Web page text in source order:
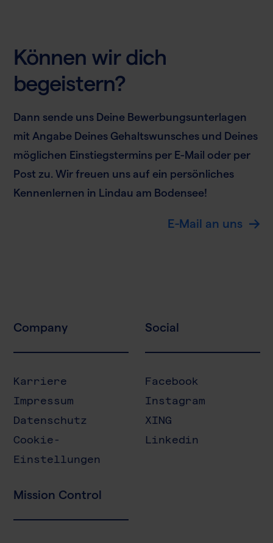
Können wir dich
begeistern?
Dann sende uns Deine Bewerbungsunterlagen
mit Angabe Deines Gehaltswunsches und Deines
möglichen Einstiegstermins per E-Mail oder per
Post zu. Wir freuen uns auf ein persönliches
Kennenlernen in Lindau am Bodensee!
E-Mail an uns
Company
Karriere
Impressum
Datenschutz
Cookie-
Einstellungen
Social
Facebook
Instagram
XING
Linkedin
Mission Control